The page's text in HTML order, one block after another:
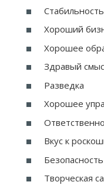
Стабильность
Хороший
Хорошее
Здравый
Разведка
Хорошее
Вкус к
Безопасность
Творческая